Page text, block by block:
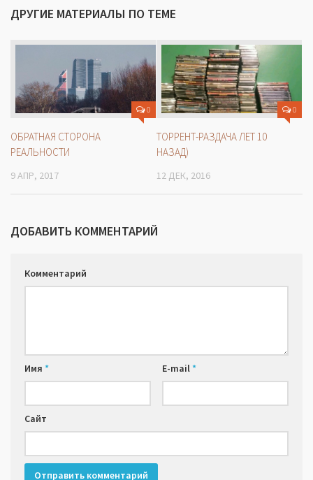
ДРУГИЕ МАТЕРИАЛЫ ПО ТЕМЕ
0
ОБРАТНАЯ СТОРОНА
РЕАЛЬНОСТИ
9 АПР, 2017
0
ТОРРЕНТ-РАЗДАЧА ЛЕТ 10
НАЗАД)
12 ДЕК, 2016
ДОБАВИТЬ КОММЕНТАРИЙ
Комментарий
Имя * E-mail*
Сайт